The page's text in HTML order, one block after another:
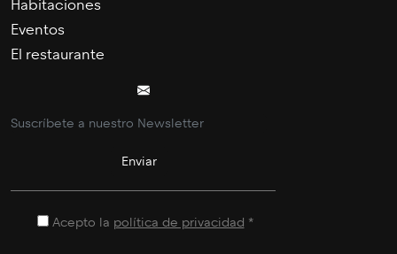
Habitaciones
Eventos
El restaurante
Acepto la política de privacidad *